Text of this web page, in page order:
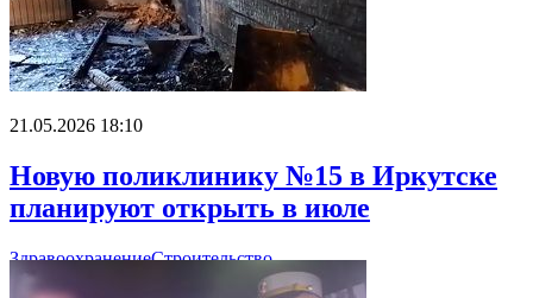
21.05.2026 18:10
Новую поликлинику №15 в Иркутске
планируют открыть в июле
ЗдравоохранениеСтроительство